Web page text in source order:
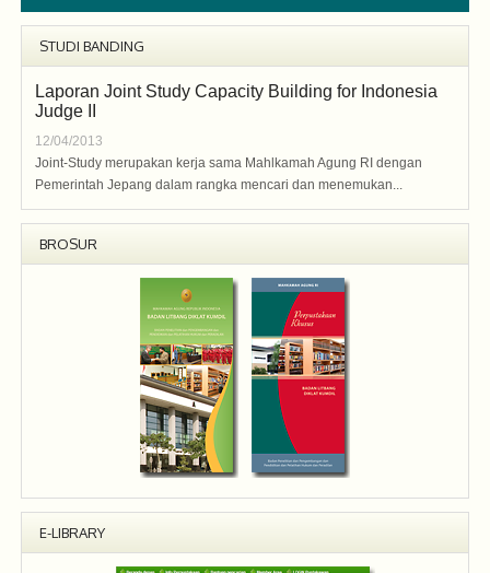
STUDI BANDING
Laporan Joint Study Capacity Building for Indonesia
Judge II
12/04/2013
Joint-Study merupakan kerja sama Mahlkamah Agung RI dengan
Pemerintah Jepang dalam rangka mencari dan menemukan...
BROSUR
E-LIBRARY